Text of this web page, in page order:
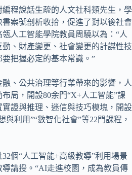
程說話生疏的人文社科類先生，學
案號剖析收拾，促進了對以後社會
人工智能學院教員周驍以為：“人
、財產變更、社會變更的計謀性技
把握必定的基本常識。”
融、公共治理等行業帶來的影響，人
局，開設80余門“X+人工智能”課
證與推理、迷信與技巧模塊，開設
利用”“數智化社會”等22門課程，
個“人工智能+高級教導”利用場景
講授。“AI走進校園，成為教員傳